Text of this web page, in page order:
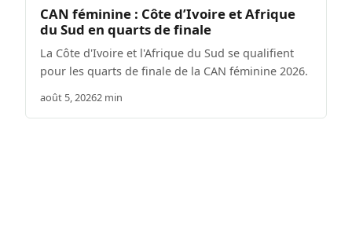
CAN féminine : Côte d’Ivoire et Afrique
du Sud en quarts de finale
La Côte d'Ivoire et l'Afrique du Sud se qualifient
pour les quarts de finale de la CAN féminine 2026.
août 5, 20262 min